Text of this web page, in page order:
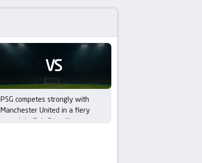
VS
PSG competes strongly with
Manchester United in a fiery
summit in Club Friendlies